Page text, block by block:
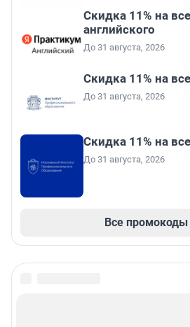
Скидка 11% на
английского
До 31 августа, 2026
Скидка 11% на
До 31 августа, 2026
Скидка 11% на
До 31 августа, 2026
Все промокоды